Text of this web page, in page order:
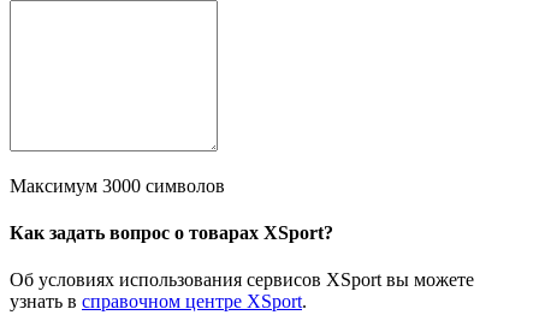
Максимум 3000 символов
Как задать вопрос о товарах XSport?
Об условиях использования сервисов XSport вы можете
узнать в справочном центре XSport.